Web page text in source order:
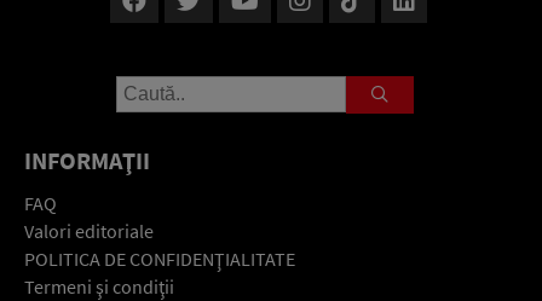
INFORMAŢII
FAQ
Valori editoriale
POLITICA DE CONFIDENŢIALITATE
Termeni şi condiţii